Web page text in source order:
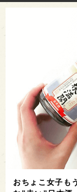
おちょこ女子も